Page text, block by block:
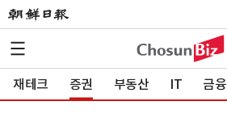
재테크 증권 부동산 IT 금융